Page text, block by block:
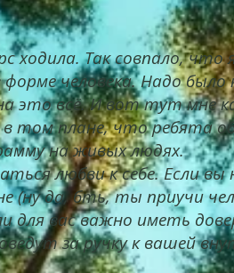
ходила. Так совпало,
человека. Надо
это всё. И вот тут мне
том плане, что ребята
на живых людях.
любви к себе. Если
(ну да, бть, ты приучи
для вас важно иметь
за ручку к вашей